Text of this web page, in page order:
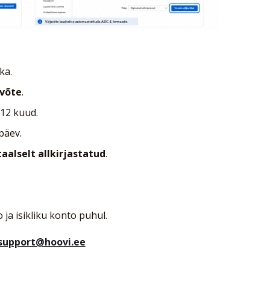
.
kuud.
allkirjastatud.
ja isikliku konto puhul.